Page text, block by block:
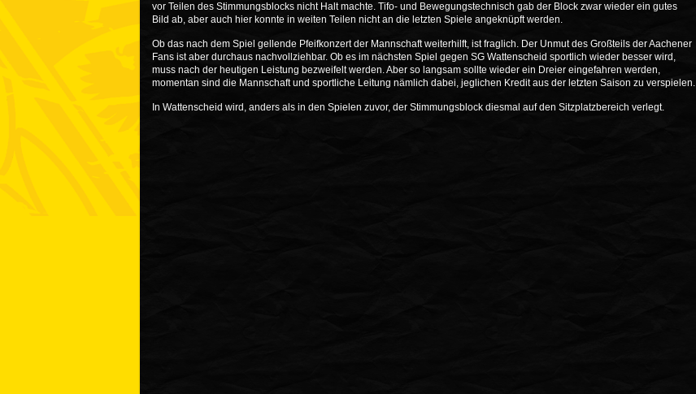
vor Teilen des Stimmungsblocks nicht Halt machte. Tifo- und Bewegungstechnisch gab der Block zwar wieder ein gutes
Bild ab, aber auch hier konnte in weiten Teilen nicht an die letzten Spiele angeknüpft werden.
Ob das nach dem Spiel gellende Pfeifkonzert der Mannschaft weiterhilft, ist fraglich. Der Unmut des Großteils der Aachener
Fans ist aber durchaus nachvollziehbar. Ob es im nächsten Spiel gegen SG Wattenscheid sportlich wieder besser wird,
muss nach der heutigen Leistung bezweifelt werden. Aber so langsam sollte wieder ein Dreier eingefahren werden,
momentan sind die Mannschaft und sportliche Leitung nämlich dabei, jeglichen Kredit aus der letzten Saison zu verspielen.
In Wattenscheid wird, anders als in den Spielen zuvor, der Stimmungsblock diesmal auf den Sitzplatzbereich verlegt.